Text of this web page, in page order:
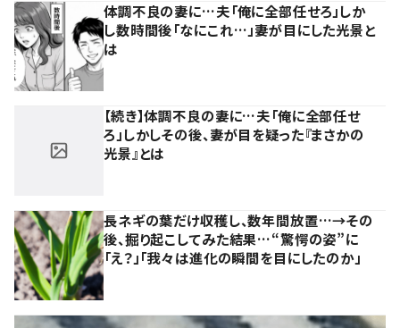
体調不良の妻に…夫「俺に全部任せろ」しか
し数時間後「なにこれ…」妻が目にした光景と
は
【続き】体調不良の妻に…夫「俺に全部任せ
ろ」しかしその後、妻が目を疑った『まさかの
光景』とは
長ネギの葉だけ収穫し、数年間放置…→その
後、掘り起こしてみた結果…“驚愕の姿”に
「え？」「我々は進化の瞬間を目にしたのか」